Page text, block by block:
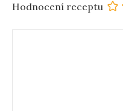
Hodnocení receptu